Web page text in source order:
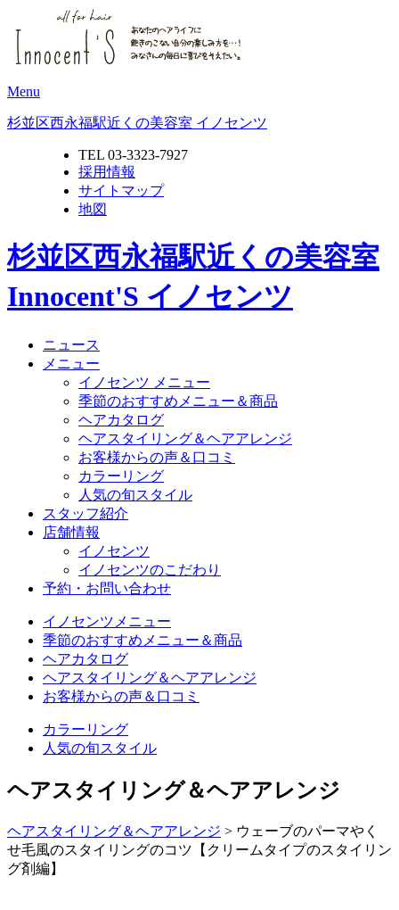
Menu
杉並区西永福駅近くの美容室 イノセンツ
TEL 03-3323-7927
採用情報
サイトマップ
地図
杉並区西永福駅近くの美容室
Innocent'S イノセンツ
ニュース
メニュー
イノセンツ メニュー
季節のおすすめメニュー＆商品
ヘアカタログ
ヘアスタイリング＆ヘアアレンジ
お客様からの声＆口コミ
カラーリング
人気の旬スタイル
スタッフ紹介
店舗情報
イノセンツ
イノセンツのこだわり
予約・お問い合わせ
イノセンツメニュー
季節のおすすめメニュー＆商品
ヘアカタログ
ヘアスタイリング＆ヘアアレンジ
お客様からの声＆口コミ
カラーリング
人気の旬スタイル
ヘアスタイリング＆ヘアアレンジ
ヘアスタイリング＆ヘアアレンジ > ウェーブのパーマやく
せ毛風のスタイリングのコツ【クリームタイプのスタイリン
グ剤編】